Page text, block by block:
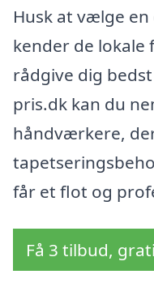
Husk at vælge
kender de lokale
rådgive dig
pris.dk kan du
håndværkere,
får et flot og
Få 3 tilbud,